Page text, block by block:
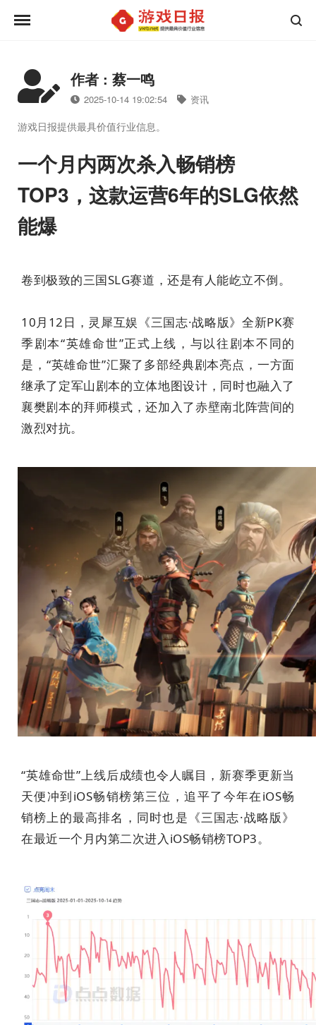
作者 : 蔡一鸣
2025-10-14 19:02:54 资讯
游戏日报提供最具价值行业信息。
一个月内两次杀入畅销榜
TOP3，这款运营6年的SLG依然
能爆
卷到极致的三国SLG赛道，还是有人能屹立不倒。
10月12日，灵犀互娱《三国志·战略版》全新PK赛
季剧本“英雄命世”正式上线，与以往剧本不同的
是，“英雄命世”汇聚了多部经典剧本亮点，一方面
继承了定军山剧本的立体地图设计，同时也融入了
襄樊剧本的拜师模式，还加入了赤壁南北阵营间的
激烈对抗。
“英雄命世”上线后成绩也令人瞩目，新赛季更新当
天便冲到iOS畅销榜第三位，追平了今年在iOS畅
销榜上的最高排名，同时也是《三国志·战略版》
在最近一个月内第二次进入iOS畅销榜TOP3。